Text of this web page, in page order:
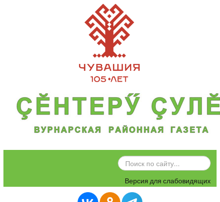
ИСКАТЬ...
Версия для слабовидящих